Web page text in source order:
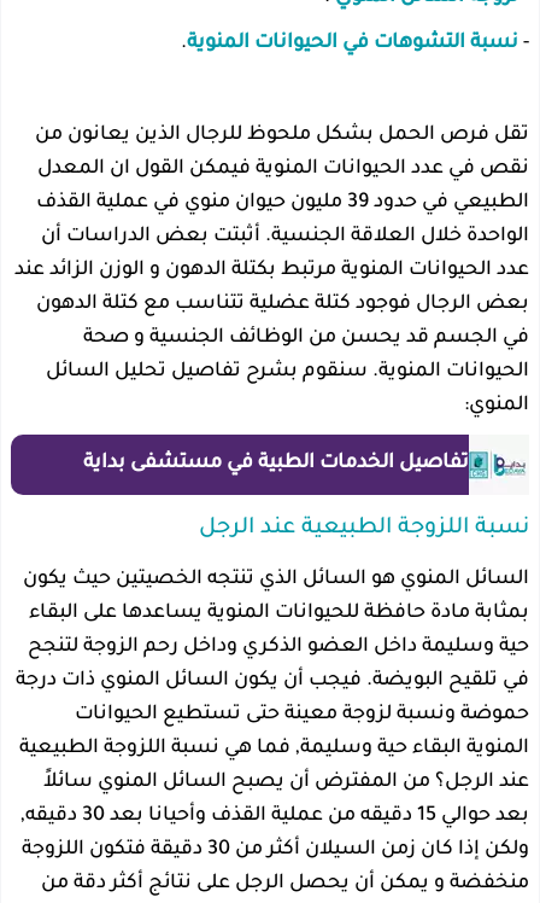
- نسبة التشوهات في الحيوانات المنوية.
تقل فرص الحمل بشكل ملحوظ للرجال الذين يعانون من
نقص في عدد الحيوانات المنوية فيمكن القول ان المعدل
الطبيعي في حدود 39 مليون حيوان منوي في عملية القذف
الواحدة خلال العلاقة الجنسية. أثبتت بعض الدراسات أن
عدد الحيوانات المنوية مرتبط بكتلة الدهون و الوزن الزائد عند
بعض الرجال فوجود كتلة عضلية تتناسب مع كتلة الدهون
في الجسم قد يحسن من الوظائف الجنسية و صحة
الحيوانات المنوية. سنقوم بشرح تفاصيل تحليل السائل
المنوي:
تفاصيل الخدمات الطبية في مستشفى بداية
نسبة اللزوجة الطبيعية عند الرجل
السائل المنوي هو السائل الذي تنتجه الخصيتين حيث يكون
بمثابة مادة حافظة للحيوانات المنوية يساعدها على البقاء
حية وسليمة داخل العضو الذكري وداخل رحم الزوجة لتنجح
في تلقيح البويضة. فيجب أن يكون السائل المنوي ذات درجة
حموضة ونسبة لزوجة معينة حتى تستطيع الحيوانات
المنوية البقاء حية وسليمة, فما هي نسبة اللزوجة الطبيعية
عند الرجل؟ من المفترض أن يصبح السائل المنوي سائلاً
بعد حوالي 15 دقيقه من عملية القذف وأحيانا بعد 30 دقيقه,
ولكن إذا كان زمن السيلان أكثر من 30 دقيقة فتكون اللزوجة
منخفضة و يمكن أن يحصل الرجل على نتائج أكثر دقة من